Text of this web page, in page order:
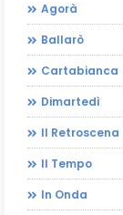
Agorà
Ballarò
Cartabianca
Dimartedì
Il Retroscena
Il Tempo
In Onda